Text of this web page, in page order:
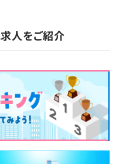
人をご紹介